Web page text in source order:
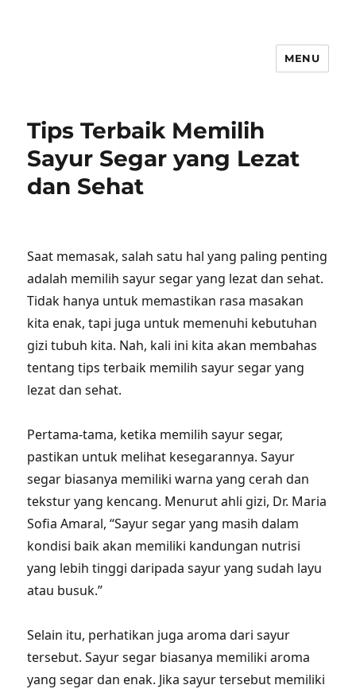
MENU
Tips Terbaik Memilih
Sayur Segar yang Lezat
dan Sehat
Saat memasak, salah satu hal yang paling penting
adalah memilih sayur segar yang lezat dan sehat.
Tidak hanya untuk memastikan rasa masakan
kita enak, tapi juga untuk memenuhi kebutuhan
gizi tubuh kita. Nah, kali ini kita akan membahas
tentang tips terbaik memilih sayur segar yang
lezat dan sehat.
Pertama-tama, ketika memilih sayur segar,
pastikan untuk melihat kesegarannya. Sayur
segar biasanya memiliki warna yang cerah dan
tekstur yang kencang. Menurut ahli gizi, Dr. Maria
Sofia Amaral, “Sayur segar yang masih dalam
kondisi baik akan memiliki kandungan nutrisi
yang lebih tinggi daripada sayur yang sudah layu
atau busuk.”
Selain itu, perhatikan juga aroma dari sayur
tersebut. Sayur segar biasanya memiliki aroma
yang segar dan enak. Jika sayur tersebut memiliki